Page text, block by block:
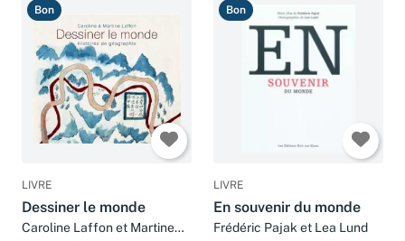
Bon
LIVRE
Dessiner le monde
Caroline Laffon et Martine
Bon
LIVRE
En souvenir du monde
Frédéric Pajak et Lea Lund